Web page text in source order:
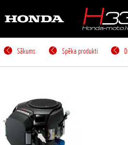
Sākums Spēka produkti